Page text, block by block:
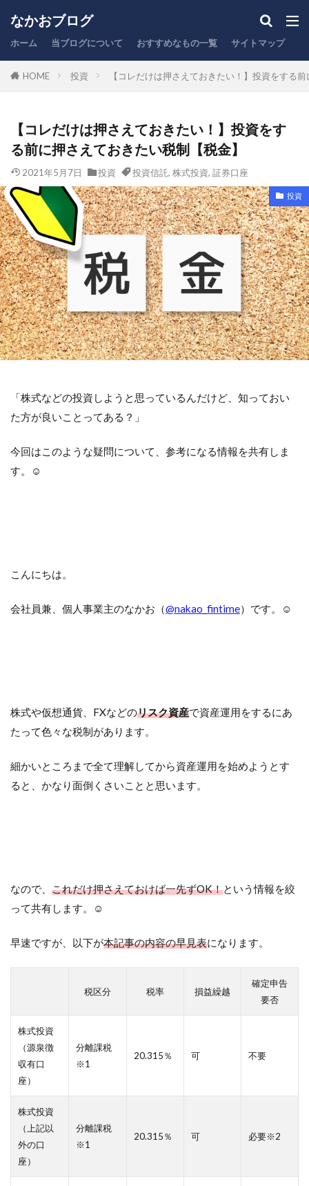
なかおブログ
ホーム 当ブログについて おすすめなもの一覧 サイトマップ
HOME 投資 【コレだけは押さえておきたい！】投資をする
【コレだけは押さえておきたい！】投資をす
る前に押さえておきたい税制【税金】
2021年5月7日 投資 投資信託, 株式投資, 証券口座
投資
「株式などの投資しようと思っているんだけど、知っておい
た方が良いことってある？」
今回はこのような疑問について、参考になる情報を共有しま
す。☺︎
こんにちは。
会社員兼、個人事業主のなかお（@nakao_fintime）です。☺︎
株式や仮想通貨、FXなどのリスク資産で資産運用をするにあ
たって色々な税制があります。
細かいところまで全て理解してから資産運用を始めようとす
ると、かなり面倒くさいことと思います。
なので、 これだけ押さえておけば一先ずOK！という情報を絞
って共有します。☺︎
早速ですが、以下が本記事の内容の早見表になります。
税区分 税率 損益繰越
確定申告
要否
株式投資
（源泉徴
収有口
座）
分離課税
※1
20.315％ 可 不要
株式投資
（上記以
外の口
座）
分離課税
※1
20.315％ 可 必要※2
カテゴリー
NISA PC作業
オフィスチェア
キーボード
キャッシュレス
クレジットカード
コスパ
スタバ ふるさと納税
ブログ運営
ポイント
レビュー 保険
充電器
副業
商品紹介 在宅勤務
家計管理
引越し
心理学 投資信託
時短
株式投資
楽天 生活 税金
節税
脱毛
証券口座 賃貸住宅 銀行
検索